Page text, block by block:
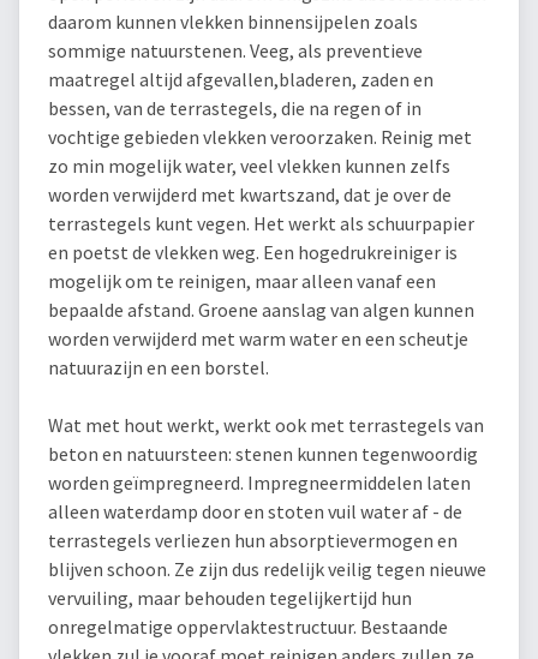
daarom kunnen vlekken binnensijpelen zoals
sommige natuurstenen. Veeg, als preventieve
maatregel altijd afgevallen,bladeren, zaden en
bessen, van de terrastegels, die na regen of in
vochtige gebieden vlekken veroorzaken. Reinig met
zo min mogelijk water, veel vlekken kunnen zelfs
worden verwijderd met kwartszand, dat je over de
terrastegels kunt vegen. Het werkt als schuurpapier
en poetst de vlekken weg. Een hogedrukreiniger is
mogelijk om te reinigen, maar alleen vanaf een
bepaalde afstand. Groene aanslag van algen kunnen
worden verwijderd met warm water en een scheutje
natuurazijn en een borstel.
Wat met hout werkt, werkt ook met terrastegels van
beton en natuursteen: stenen kunnen tegenwoordig
worden geïmpregneerd. Impregneermiddelen laten
alleen waterdamp door en stoten vuil water af - de
terrastegels verliezen hun absorptievermogen en
blijven schoon. Ze zijn dus redelijk veilig tegen nieuwe
vervuiling, maar behouden tegelijkertijd hun
onregelmatige oppervlaktestructuur. Bestaande